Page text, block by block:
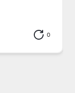
0